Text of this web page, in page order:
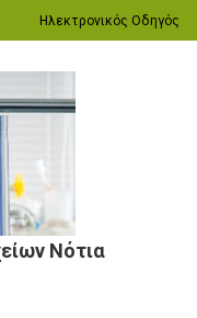
Ηλεκτρονικός Οδηγός
Νότια